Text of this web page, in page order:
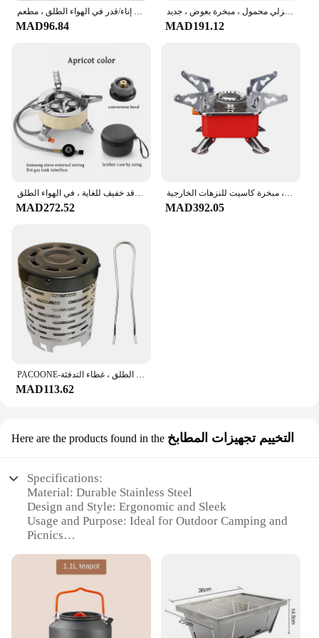
الفولاذ المقاوم للصدأ مربع موقد الكحول ، المنزلية الصلبة موقد الكحول ، المرجل الجاف ، إناء/قدر في الهواء الطلق ، مطعم
MAD96.84
موقد حطب صغير للتخييم الخارجي ، مبخرة ، موقد علاج بالروائح العطرية قابل للطي ، سطح مكتب منزلي محمول ، مبخرة بعوض ، جديد
MAD191.12
موقد قابل للطي ثلاثي النواة محمول ، مواقد غاز للنزه ، والطبخ ، والمخيم ، وموقد خفيف للغاية ، في الهواء الطلق
MAD272.52
موقد صغير مربع لوتس ، موقد تخييم قابل للطي ، مقاوم للرياح ، اشتعال بيزو ، استخدام خزان الغاز ، مبخرة كاسيت للنزهات الخارجية
MAD392.05
MAD113.62
Here are the products found in the التخييم تجهيزات المطابخ
Specifications:
Material: Durable Stainless Steel
Design and Style: Ergonomic and Sleek
Usage and Purpose: Ideal for Outdoor Camping and
Picnics
Resistant
Parts and Accessories: Includes Cooking Utensils
and Storage Containers
Shape or Size or Weight or Quantity: Portable and
Lightweight Set